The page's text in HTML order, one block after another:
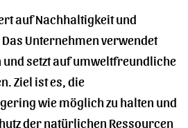
auf Nachhaltigkeit und
Unternehmen verwendet
setzt auf umweltfreundliche
Ziel ist es, die
wie möglich zu halten und
der natürlichen Ressourcen